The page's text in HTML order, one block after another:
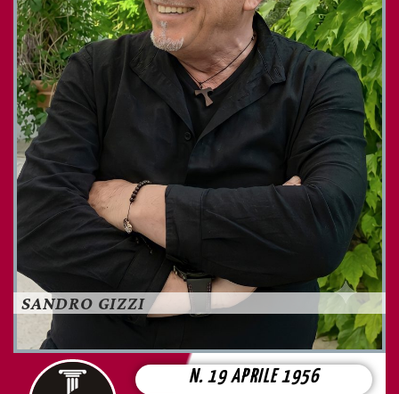
SANDRO GIZZI
N. 19 APRILE 1956